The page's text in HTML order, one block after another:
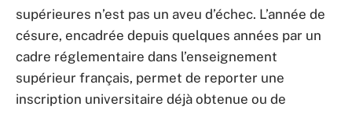
supérieures n’est pas un aveu d’échec. L’année de
césure, encadrée depuis quelques années par un
cadre réglementaire dans l’enseignement
supérieur français, permet de reporter une
inscription universitaire déjà obtenue ou de